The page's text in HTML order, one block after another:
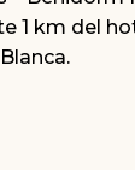
1 km del